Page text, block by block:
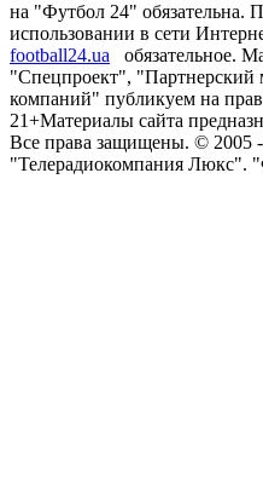
на "Футбол 24" обязательна.
использовании в сети
football24.ua
обязательное.
"Спецпроект", "Партнерский
компаний" публикуем на
21+Материалы сайта
Все права защищены. © 2005 -
"Телерадиокомпания Люкс".